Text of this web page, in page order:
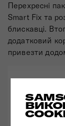
Перехресні
Smart Fix та
блискавці.
додатковий
привезти